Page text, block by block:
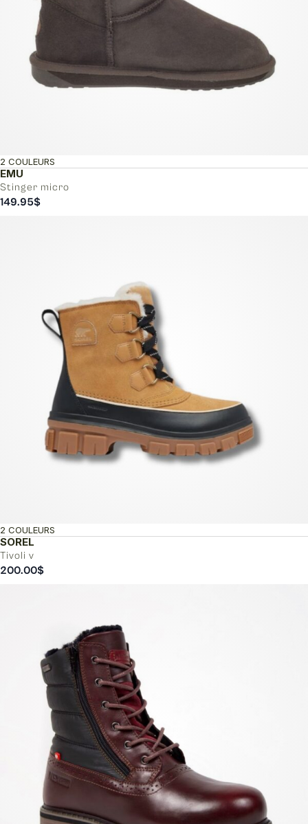
EMU
Stinger micro
2 COULEURS
149.95$
SOREL
Tivoli v
2 COULEURS
200.00$